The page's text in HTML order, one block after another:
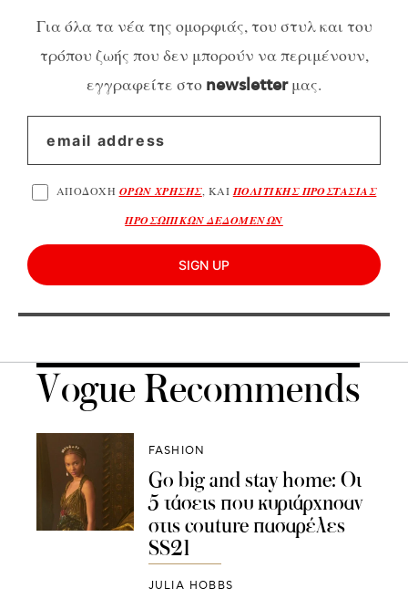
Για όλα τα νέα της ομορφιάς, του στυλ και του
τρόπου ζωής που δεν μπορούν να περιμένουν,
εγγραφείτε στο newsletterμας.
ΑΠΟΔΟΧΗ ΟΡΩΝ ΧΡΗΣΗΣ, ΚΑΙ ΠΟΛΙΤΙΚΗΣ ΠΡΟΣΤΑΣΙΑΣ
ΠΡΟΣΩΠΙΚΩΝ ΔΕΔΟΜΕΝΩΝ
SIGN UP
Vogue Recommends
FASHION
Go big and stay home: Οι
5 τάσεις που κυριάρχησαν
στις couture πασαρέλες
SS21
JULIA HOBBS